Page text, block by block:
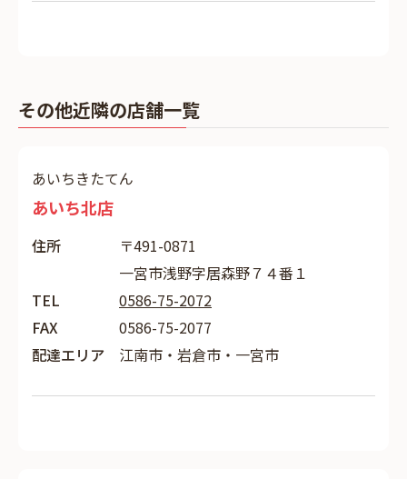
その他近隣の店舗一覧
あいちきたてん
あいち北店
住所
〒491-0871
一宮市浅野字居森野７４番１
TEL
0586-75-2072
FAX
0586-75-2077
配達エリア
江南市・岩倉市・一宮市